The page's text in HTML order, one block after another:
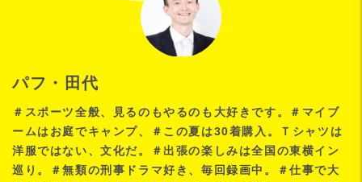
パフ・田代
＃スポーツ全般、見るのもやるのも大好きです。＃マイブ
ームはお庭でキャンプ、＃この夏は30着購入。Ｔシャツは
洋服ではない、文化だ。＃出張の楽しみは全国の東横イン
巡り。＃無類の刑事ドラマ好き、毎回録画中。＃仕事で大